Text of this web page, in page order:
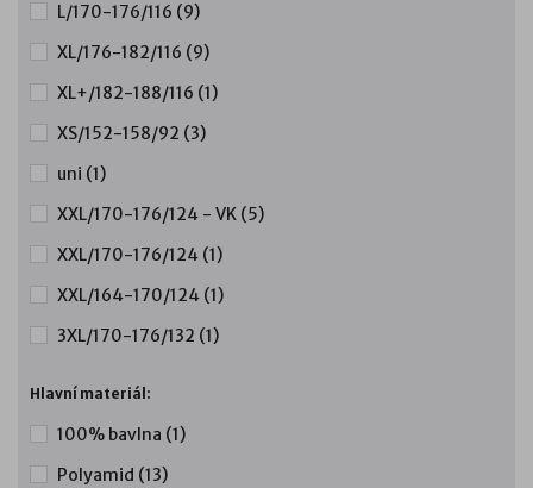
L/170-176/116 (9)
XL/176-182/116 (9)
XL+/182-188/116 (1)
XS/152-158/92 (3)
uni (1)
XXL/170-176/124 - VK (5)
XXL/170-176/124 (1)
XXL/164-170/124 (1)
3XL/170-176/132 (1)
Hlavní materiál:
100% bavlna (1)
Polyamid (13)